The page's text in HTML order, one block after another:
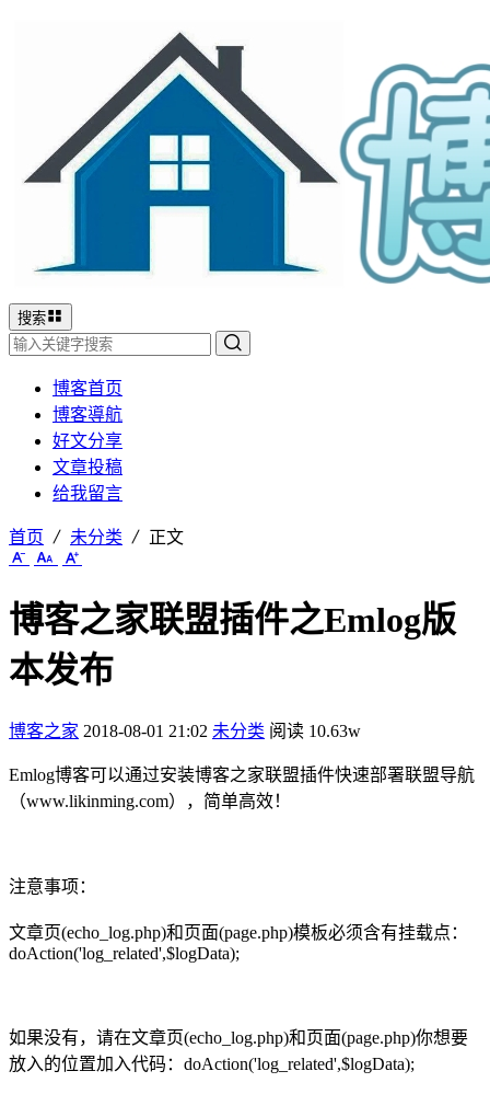
搜索
博客首页
博客導航
好文分享
文章投稿
给我留言
首页 未分类 正文
博客之家联盟插件之Emlog版
本发布
博客之家 2018-08-01 21:02 未分类 阅读 10.63w
Emlog博客可以通过安装博客之家联盟插件快速部署联盟导航
（www.likinming.com），简单高效！
注意事项：
文章页(echo_log.php)和页面(page.php)模板必须含有挂载点：
doAction('log_related',$logData);
如果没有，请在文章页(echo_log.php)和页面(page.php)你想要
放入的位置加入代码：doAction('log_related',$logData);